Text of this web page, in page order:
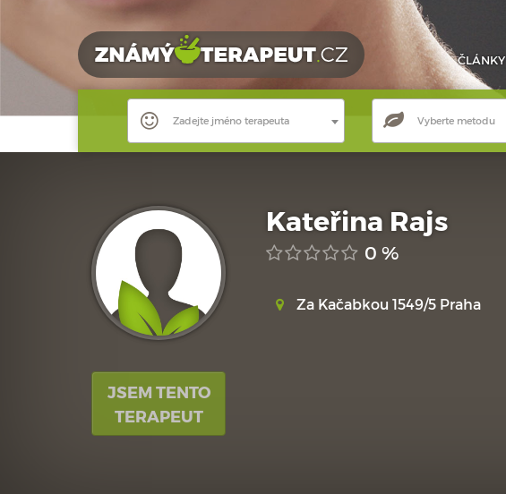
ČLÁNKY
Zadejte jméno terapeuta Vyberte metodu
JSEM TENTO
TERAPEUT
Kateřina Rajs
0 %
Za Kačabkou 1549/5 Praha